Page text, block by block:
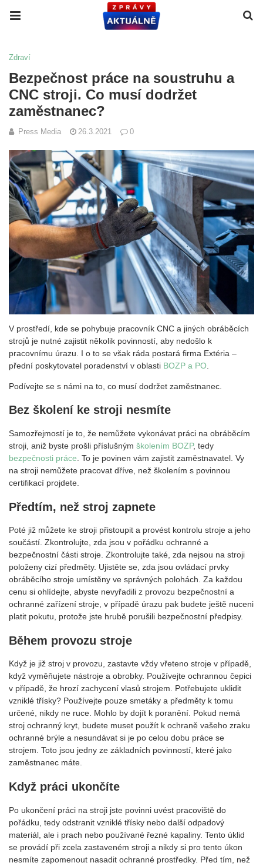
Zdraví
Bezpečnost práce na soustruhu a
CNC stroji. Co musí dodržet
zaměstnanec?
Press Media 26.3.2021 0
V prostředí, kde se pohybuje pracovník CNC a jiných obráběcích
strojů je nutné zajistit několik povinností, aby nedošlo k
pracovnímu úrazu. I o to se však ráda postará firma Extéria –
přední poskytovatel poradenství v oblasti BOZP a PO
Podívejte se s námi na to, co musí dodržet zaměstnanec.
Bez školení ke stroji nesmíte
Samozřejmostí je to, že nemůžete vykonávat práci na obráběcím
stroji, aniž byste prošli příslušným školením BOZP, tedy
bezpečnosti práce . To je povinen vám zajistit zaměstnavatel. Vy
na stroji nemůžete pracovat dříve, než školením s povinnou
certifikací projdete.
Předtím, než stroj zapnete
Poté již můžete ke stroji přistoupit a provést kontrolu stroje a jeho
součástí. Zkontrolujte, zda jsou v pořádku ochranné a
bezpečnostní části stroje. Zkontrolujte také, zda nejsou na stroji
položeny cizí předměty. Ujistěte se, zda jsou ovládací prvky
obráběcího stroje umístěny ve správných polohách. Za každou
cenu si ohlídejte, abyste nevyřadili z provozu bezpečnostní a
ochranné zařízení stroje, v případě úrazu pak budete ještě nuceni
platit pokutu, protože jste hrubě porušili bezpečnostní předpisy.
Během provozu stroje
Když je již stroj v provozu, zastavte vždy vřeteno stroje v případě,
když vyměňujete nástroje a obrobky. Používejte ochrannou čepici
v případě, že hrozí zachycení vlasů strojem. Potřebujete uklidit
vzniklé třísky? Používejte pouze smetáky a předměty k tomu
určené, nikdy ne ruce. Mohlo by dojít k poranění. Pokud nemá
stroj ochranný kryt, budete muset použít k ochraně vašeho zraku
ochranné brýle a nesundávat si je po celou dobu práce se
strojem. Toto jsou jedny ze základních povinností, které jako
zaměstnanec máte.
Když práci ukončíte
Po ukončení práci na stroji jste povinni uvést pracoviště do
pořádku, tedy odstranit vzniklé třísky nebo další odpadový
materiál, ale i prach nebo používané řezné kapaliny. Tento úklid
se provádí při zcela zastaveném stroji a nikdy si pro tento úkon
nesmíte zapomenout nasadit ochranné prostředky. Před tím, než